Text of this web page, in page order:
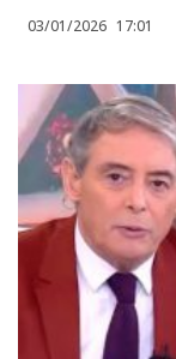
03/01/2026 17:01